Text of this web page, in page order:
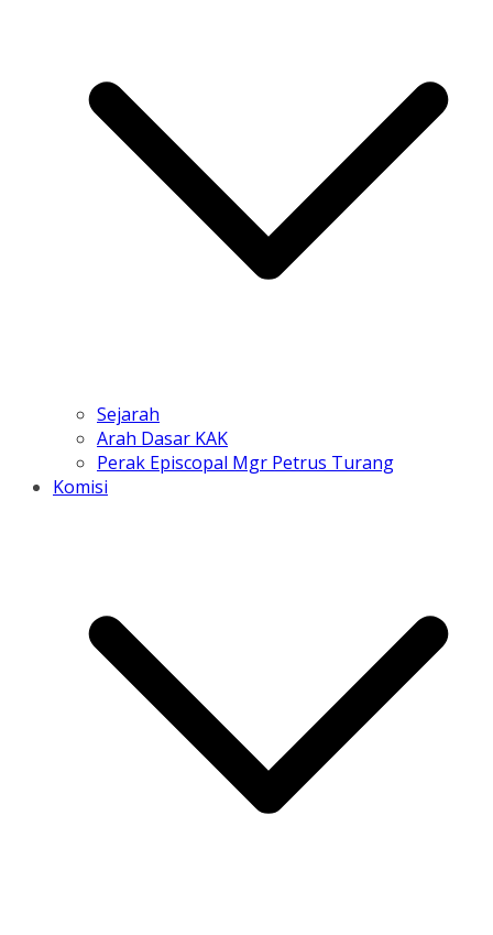
Sejarah
Arah Dasar KAK
Perak Episcopal Mgr Petrus Turang
Komisi